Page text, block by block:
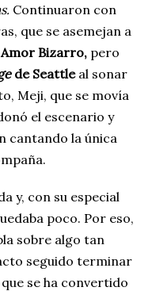
Continuaron con
que se asemejan a
Bizarro, pero
de Seattle al sonar
Meji, que se movía
el escenario y
cantando la única
y, con su especial
poco. Por eso,
sobre algo tan
seguido terminar
se ha convertido